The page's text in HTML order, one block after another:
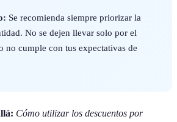
Se recomienda siempre priorizar la
No se dejen llevar solo por el
no cumple con tus expectativas de
Cómo utilizar los descuentos por